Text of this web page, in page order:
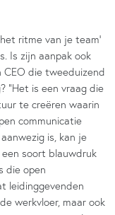
ritme van je team’
Is zijn aanpak ook
die tweeduizend
“Het is een vraag die
te creëren waarin
communicatie
is, kan je
soort blauwdruk
die open
leidinggevenden
werkvloer, maar ook